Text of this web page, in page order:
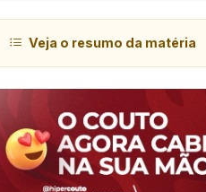
Veja o resumo da matéria